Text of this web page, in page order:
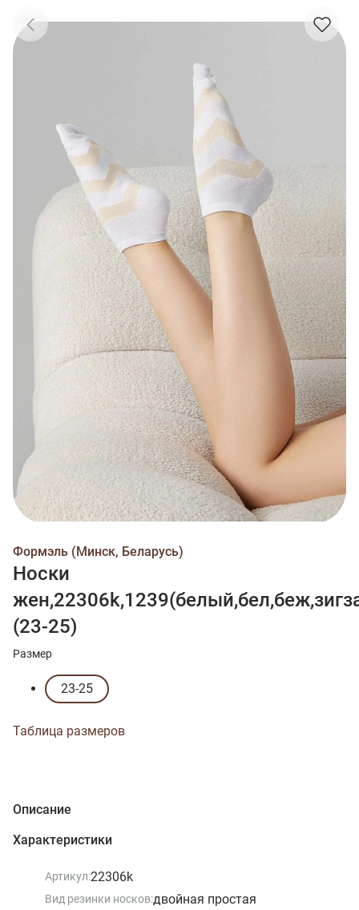
Формэль (Минск, Беларусь)
Носки
(23-25)
Размер
23-25
Таблица размеров
Описание
Характеристики
Артикул:22306k
Вид резинки носков:двойная простая